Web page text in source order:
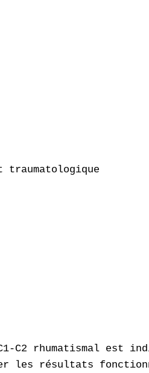
traumatologique
rhumatismal est
les résultats